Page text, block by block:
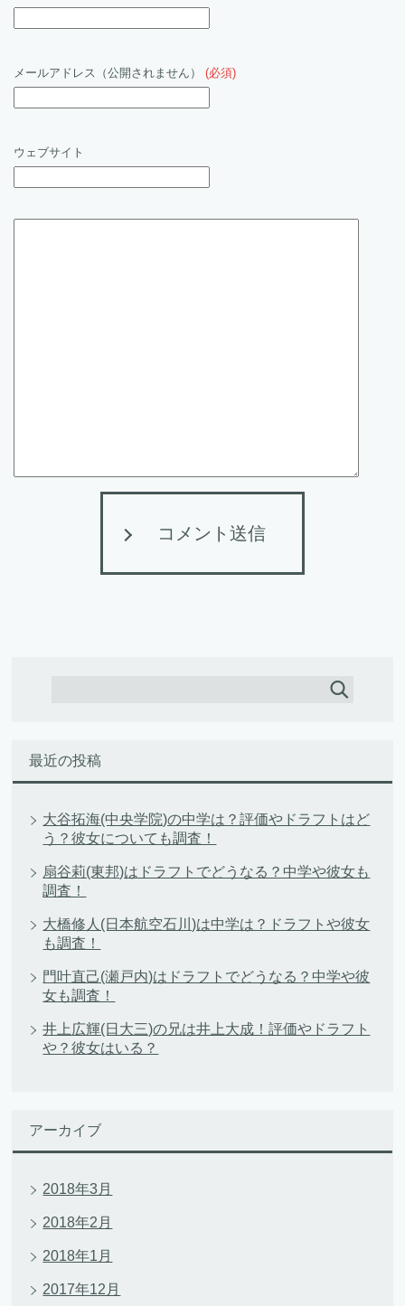
メールアドレス（公開されません） (必須)
ウェブサイト
コメント送信
最近の投稿
大谷拓海(中央学院)の中学は？評価やドラフトはど
う？彼女についても調査！
扇谷莉(東邦)はドラフトでどうなる？中学や彼女も
調査！
大橋修人(日本航空石川)は中学は？ドラフトや彼女
も調査！
門叶直己(瀬戸内)はドラフトでどうなる？中学や彼
女も調査！
井上広輝(日大三)の兄は井上大成！評価やドラフト
や？彼女はいる？
アーカイブ
2018年3月
2018年2月
2018年1月
2017年12月